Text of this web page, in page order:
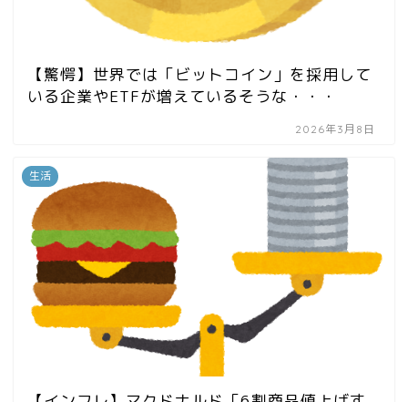
【驚愕】世界では「ビットコイン」を採用して
いる企業やETFが増えているそうな・・・
2026年3月8日
生活